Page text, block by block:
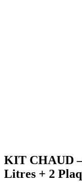
KIT CHAUD
Litres + 2